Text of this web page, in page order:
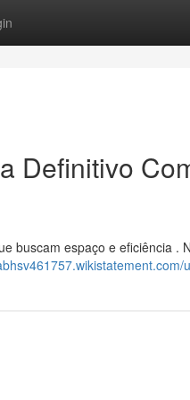
Definitivo
buscam espaço e eficiência .